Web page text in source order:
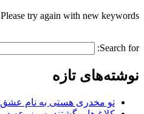
try again with new keywords.
Search for:
نوشته‌های تازه
تو مخدری هستی به نام